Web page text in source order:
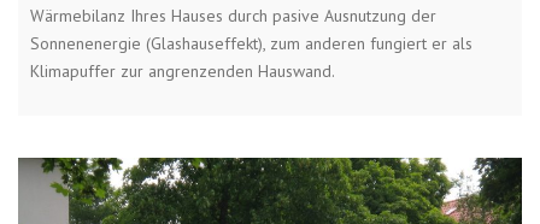
Wärmebilanz Ihres Hauses durch pasive Ausnutzung der
Sonnenenergie (Glashauseffekt), zum anderen fungiert er als
Klimapuffer zur angrenzenden Hauswand.